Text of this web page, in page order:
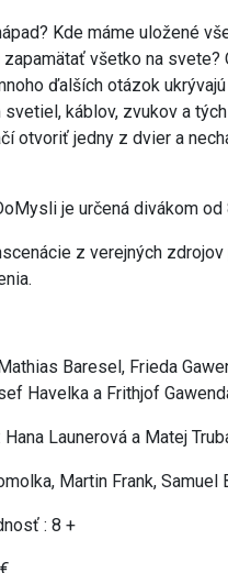
Kde máme uložené
všetko na svete?
ďalších otázok
káblov, zvukov a
otvoriť jedny z dvier a
je určená divákom od
z verejných
Baresel, Frieda
Havelka a Frithjof
Hana Launerová a Matej
Martin Frank, Samuel
: 8 +